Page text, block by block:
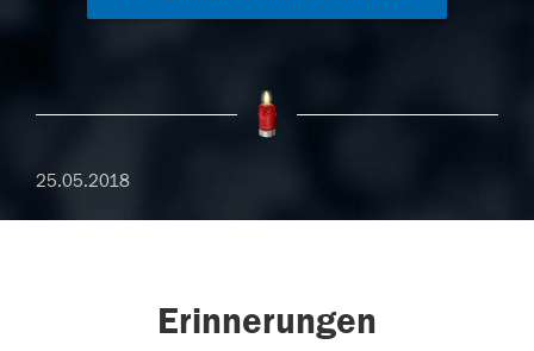
25.05.2018
Erinnerungen